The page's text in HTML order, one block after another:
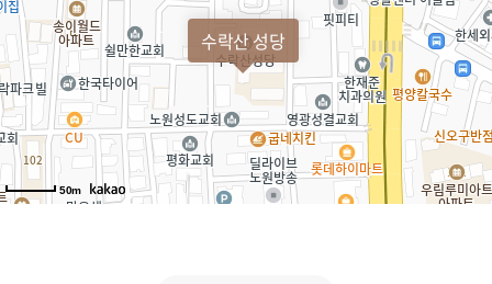
수락산 성당
50m